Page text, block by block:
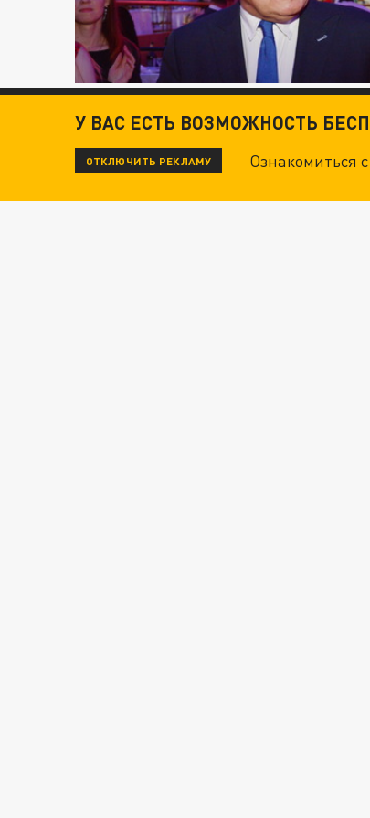
У ВАС ЕСТЬ ВОЗМОЖНОСТЬ
ОТКЛЮЧИТЬ РЕКЛАМУ Ознакомиться